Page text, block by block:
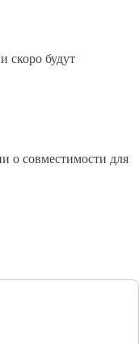
скоро будут
о совместимости для